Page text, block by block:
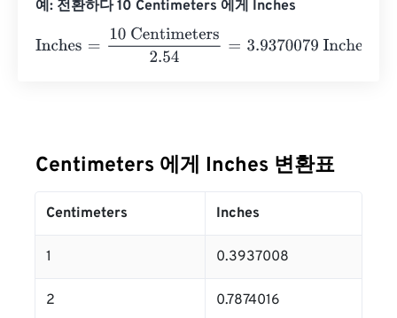
예: 전환하다 10 Centimeters 에게 Inches
Inches
10 Centimeters2.54= 3.9370079 Inches
Centimeters 에게 Inches 변환표
Centimeters Inches
1 0.3937008
2 0.7874016